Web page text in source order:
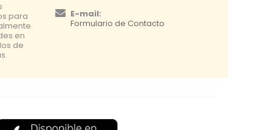
para
en
de
E-mail:
Formulario de Contacto